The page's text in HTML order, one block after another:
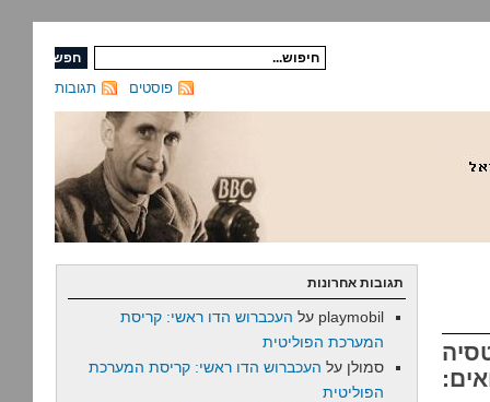
תגובות פוסטים
תגובות אחרונות
playmobil על העכברוש הדו ראשי: קריסת
המערכת הפוליטית
סמולן על העכברוש הדו ראשי: קריסת המערכת
הפוליטית